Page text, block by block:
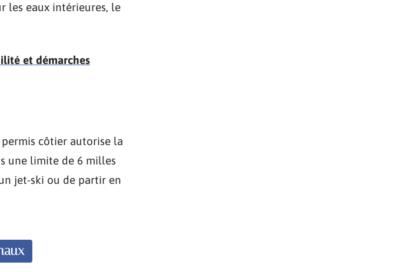
les eaux intérieures, le
et démarches
côtier autorise la
une limite de 6 milles
jet-ski ou de partir en